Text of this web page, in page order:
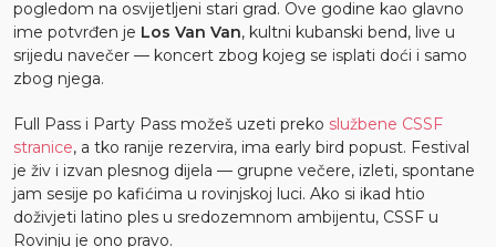
pogledom na osvijetljeni stari grad. Ove godine kao glavno
ime potvrđen je Los Van Van, kultni kubanski bend, live u
srijedu navečer — koncert zbog kojeg se isplati doći i samo
zbog njega.
Full Pass i Party Pass možeš uzeti preko službene CSSF
stranice, a tko ranije rezervira, ima early bird popust. Festival
je živ i izvan plesnog dijela — grupne večere, izleti, spontane
jam sesije po kafićima u rovinjskoj luci. Ako si ikad htio
doživjeti latino ples u sredozemnom ambijentu, CSSF u
Rovinju je ono pravo.